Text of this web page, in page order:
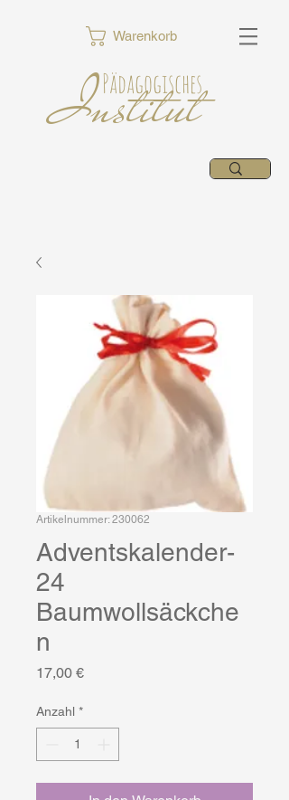
Warenkorb
Pädagogisches
Institut
Artikelnummer: 230062
Adventskalender-
24
Baumwollsäckche
n
17,00 €Preis
Anzahl *